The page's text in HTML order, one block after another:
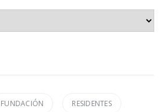
FUNDACIÓN RESIDENTES